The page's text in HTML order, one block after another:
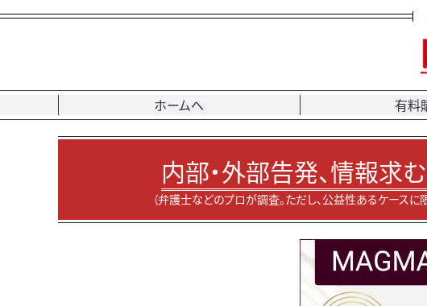
ホームへ 有料
内部・外部告発、情報求む
（弁護士などのプロが調査。ただし、公益性あるケースに